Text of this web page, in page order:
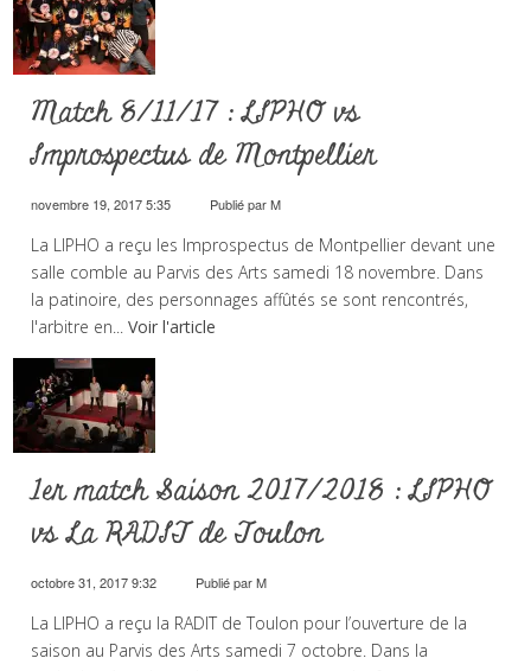
Match 8/11/17 : LIPHO vs
Improspectus de Montpellier
novembre 19, 2017 5:35 Publié parM
La LIPHO a reçu les Improspectus de Montpellier devant une
salle comble au Parvis des Arts samedi 18 novembre. Dans
la patinoire, des personnages affûtés se sont rencontrés,
l'arbitre en...Voir l'article
1er match Saison 2017/2018 : LIPHO
vs La RADIT de Toulon
octobre 31, 2017 9:32 Publié parM
La LIPHO a reçu la RADIT de Toulon pour l’ouverture de la
saison au Parvis des Arts samedi 7 octobre. Dans la